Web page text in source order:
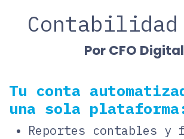
Contabilidad
Por CFO Digital
Tu conta
una sola
Reportes contables y